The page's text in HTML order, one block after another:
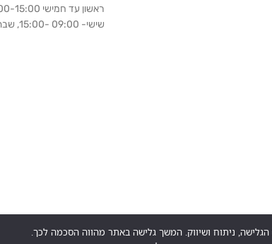
ראשון עד חמישי 09:00-15:00
שישי- 09:00 -15:00, שבת סגור.
מסכנת ומזיקה לבריאות.